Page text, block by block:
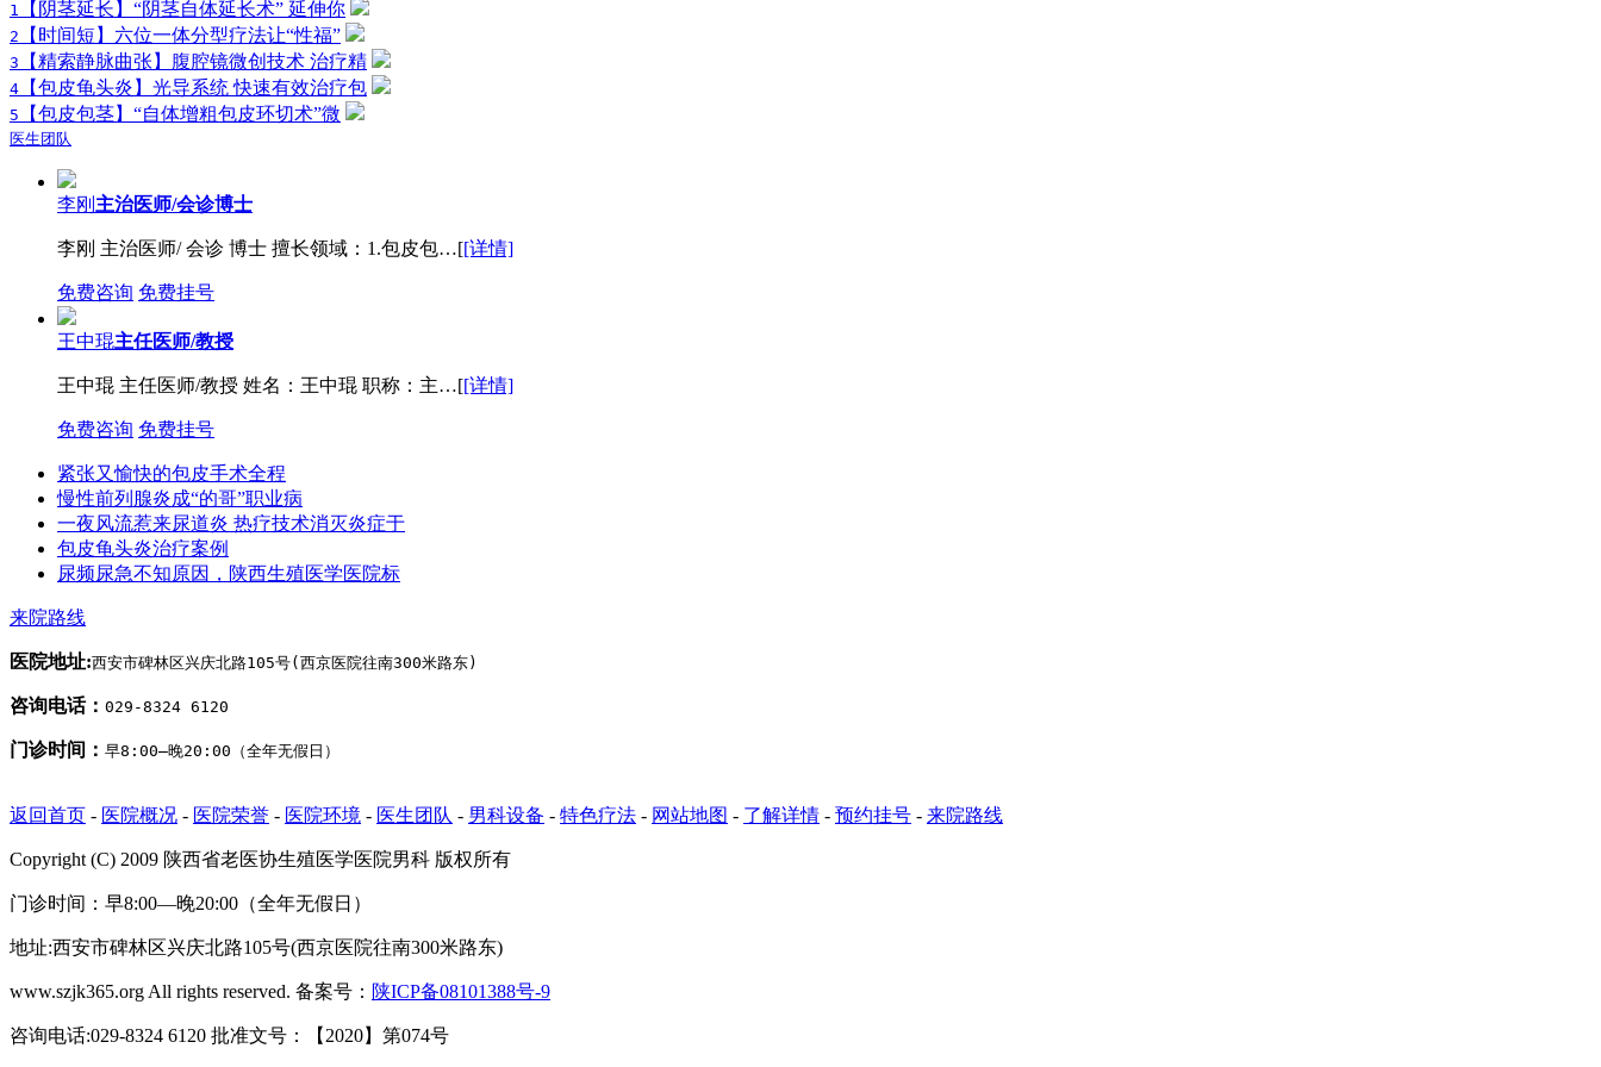
1
【阴茎延长】“阴茎自体延长术” 延伸你
2 【时间短】六位一体分型疗法让“性福”
3 【精索静脉曲张】腹腔镜微创技术 治疗精
4 【包皮龟头炎】光导系统 快速有效治疗包
5 【包皮包茎】“自体增粗包皮环切术”微
医生团队
李刚 主治医师/会诊博士
李刚 主治医师/ 会诊 博士 擅长领域：1.包皮包…[[详情]
免费咨询 免费挂号
王中琨主任医师/教授
王中琨 主任医师/教授 姓名：王中琨 职称：主…[[详情]
免费咨询 免费挂号
紧张又愉快的包皮手术全程
慢性前列腺炎成“的哥”职业病
一夜风流惹来尿道炎 热疗技术消灭炎症于
包皮龟头炎治疗案例
尿频尿急不知原因，陕西生殖医学医院标
来院路线
医院地址:西安市碑林区兴庆北路105号(西京医院往南300米路东)
咨询电话： 029-8324 6120
门诊时间： 早8:00—晚20:00（全年无假日）
返回首页 - 医院概况 - 医院荣誉 - 医院环境 - 医生团队 - 男科设备 - 特色疗法 - 网站地图 - 了解详情 - 预约挂号 - 来院路线
Copyright (C) 2009 陕西省老医协生殖医学医院男科 版权所有
门诊时间：早8:00—晚20:00（全年无假日）
地址:西安市碑林区兴庆北路105号(西京医院往南300米路东)
www.szjk365.org All rights reserved. 备案号： 陕ICP备08101388号-9
咨询电话:029-8324 6120 批准文号：【2020】第074号